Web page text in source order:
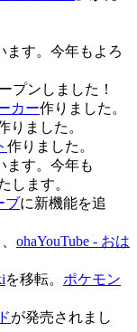
ます。今年もよろ
プンしました！
カー作りました。
りました。
作りました。
ます。今年も
します。
ブに新機能を追
ohaYouTube - おは
を移転。 ポケモン
が発売されまし